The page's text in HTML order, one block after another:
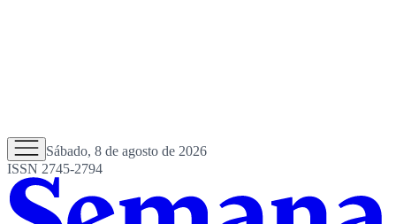
Sábado, 8 de agosto de 2026
ISSN 2745-2794